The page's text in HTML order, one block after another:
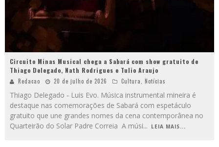
Circuito Minas Musical chega a Sabará com show gratuito de
Thiago Delegado, Nath Rodrigues e Tulio Araujo
Redacao 20 de julho de 2026 Cultura Notícias
Thiago Delegado - Luis Evo. Música instrumental mineira é
destaque nas comemorações de Sabará com espetáculo
gratuito que une grandes nomes da cena contemporânea no
Quarteirão do Solar Padre Correia A músi... LEIA MAIS...